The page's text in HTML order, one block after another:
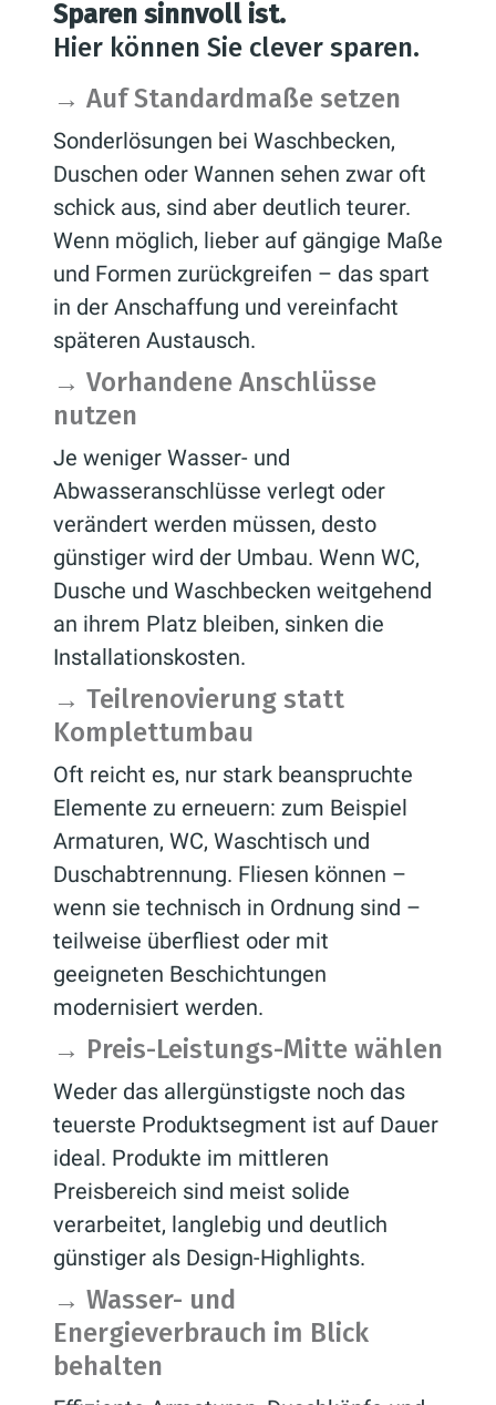
Sparen sinnvoll ist.
Hier können Sie clever sparen.
→ Auf Standardmaße setzen
Sonderlösungen bei Waschbecken,
Duschen oder Wannen sehen zwar oft
schick aus, sind aber deutlich teurer.
Wenn möglich, lieber auf gängige Maße
und Formen zurückgreifen – das spart
in der Anschaffung und vereinfacht
späteren Austausch.
→ Vorhandene Anschlüsse
nutzen
Je weniger Wasser- und
Abwasseranschlüsse verlegt oder
verändert werden müssen, desto
günstiger wird der Umbau. Wenn WC,
Dusche und Waschbecken weitgehend
an ihrem Platz bleiben, sinken die
Installationskosten.
→ Teilrenovierung statt
Komplettumbau
Oft reicht es, nur stark beanspruchte
Elemente zu erneuern: zum Beispiel
Armaturen, WC, Waschtisch und
Duschabtrennung. Fliesen können –
wenn sie technisch in Ordnung sind –
teilweise überfliest oder mit
geeigneten Beschichtungen
modernisiert werden.
→ Preis-Leistungs-Mitte wählen
Weder das allergünstigste noch das
teuerste Produktsegment ist auf Dauer
ideal. Produkte im mittleren
Preisbereich sind meist solide
verarbeitet, langlebig und deutlich
günstiger als Design-Highlights.
→ Wasser- und
Energieverbrauch im Blick
behalten